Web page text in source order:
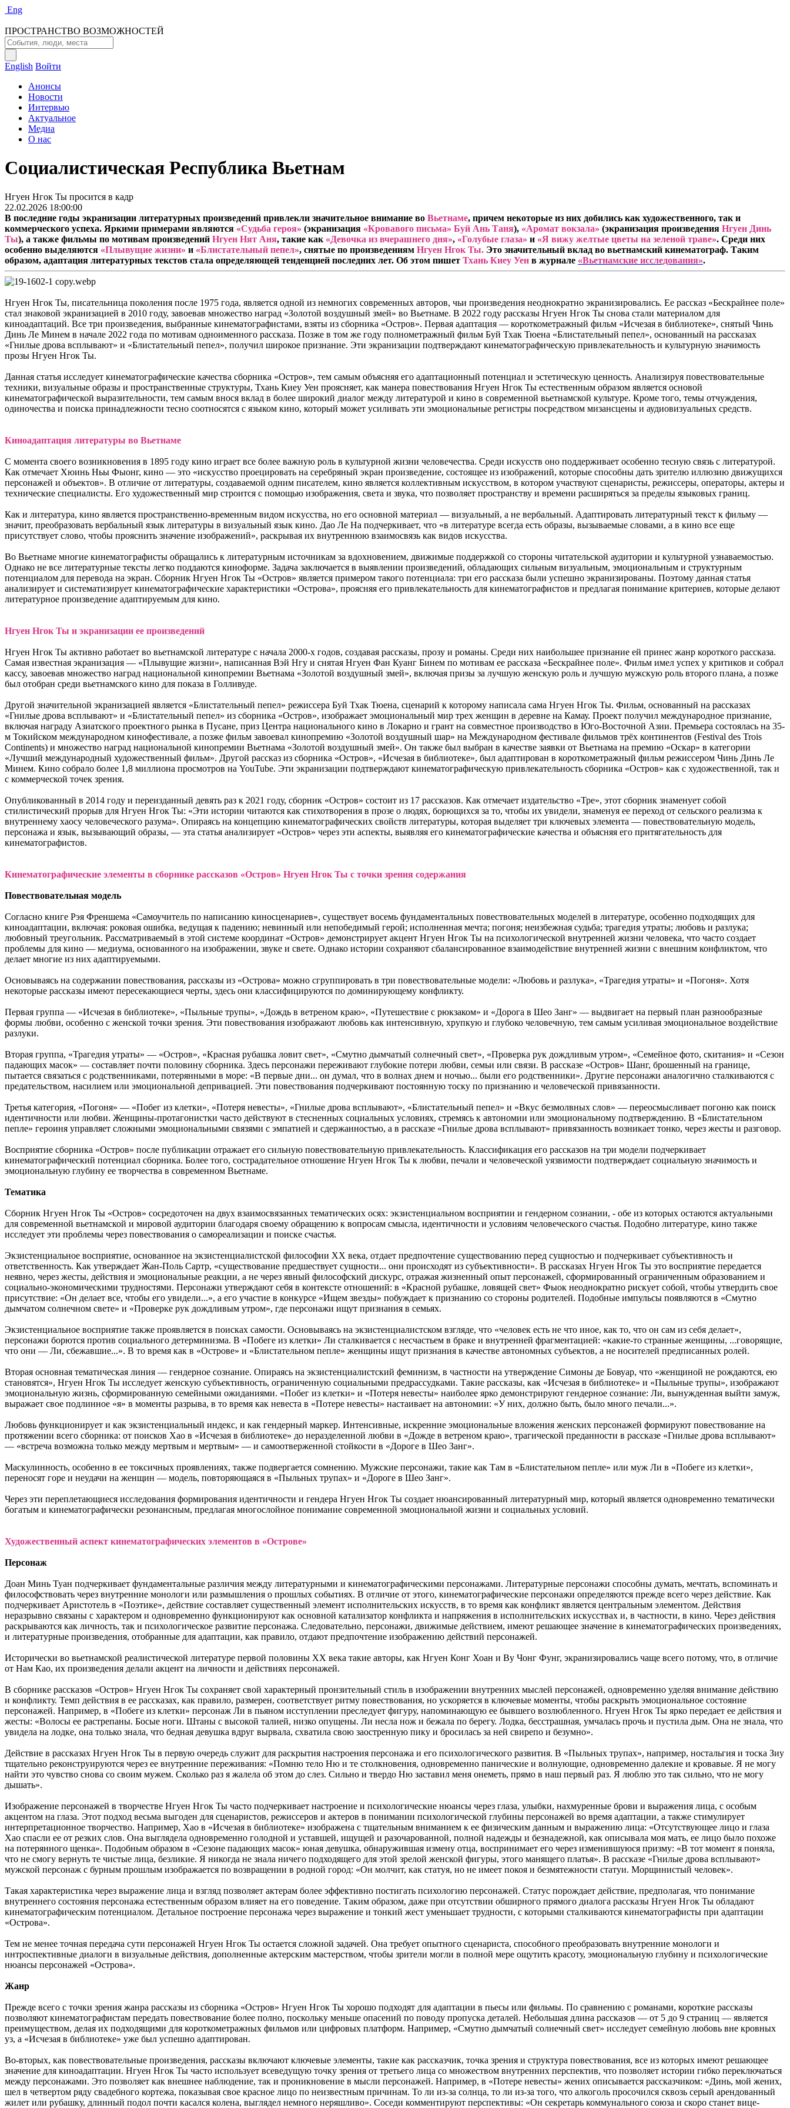
Eng
ПРОСТРАНСТВО ВОЗМОЖНОСТЕЙ
English Войти
Анонсы
Новости
Интервью
Актуальное
Медиа
О нас
Социалистическая Республика Вьетнам
Нгуен Нгок Ты просится в кадр
22.02.2026 18:00:00
В последние годы экранизации литературных произведений привлекли значительное внимание во Вьетнаме, причем некоторые из них добились как художественного, так и
коммерческого успеха. Яркими примерами являются «Судьба героя» (экранизация «Кровавого письма» Буй Ань Таня), «Аромат вокзала» (экранизация произведения Нгуен Динь
Ты), а также фильмы по мотивам произведений Нгуен Нят Аня, такие как «Девочка из вчерашнего дня», «Голубые глаза» и «Я вижу желтые цветы на зеленой траве». Среди них
особенно выделяются «Плывущие жизни» и «Блистательный пепел», снятые по произведениям Нгуен Нгок Ты. Это значительный вклад во вьетнамский кинематограф. Таким
образом, адаптация литературных текстов стала определяющей тенденцией последних лет. Об этом пишет Тхань Киеу Уен в журнале «Вьетнамские исследования».
Нгуен Нгок Ты, писательница поколения после 1975 года, является одной из немногих современных авторов, чьи произведения неоднократно экранизировались. Ее рассказ «Бескрайнее поле»
стал знаковой экранизацией в 2010 году, завоевав множество наград «Золотой воздушный змей» во Вьетнаме. В 2022 году рассказы Нгуен Нгок Ты снова стали материалом для
киноадаптаций. Все три произведения, выбранные кинематографистами, взяты из сборника «Остров». Первая адаптация — короткометражный фильм «Исчезая в библиотеке», снятый Чинь
Динь Ле Минем в начале 2022 года по мотивам одноименного рассказа. Позже в том же году полнометражный фильм Буй Тхак Тюена «Блистательный пепел», основанный на рассказах
«Гнилые дрова всплывают» и «Блистательный пепел», получил широкое признание. Эти экранизации подтверждают кинематографическую привлекательность и культурную значимость
прозы Нгуен Нгок Ты.
Данная статья исследует кинематографические качества сборника «Остров», тем самым объясняя его адаптационный потенциал и эстетическую ценность. Анализируя повествовательные
техники, визуальные образы и пространственные структуры, Тхань Киеу Уен проясняет, как манера повествования Нгуен Нгок Ты естественным образом является основой
кинематографической выразительности, тем самым внося вклад в более широкий диалог между литературой и кино в современной вьетнамской культуре. Кроме того, темы отчуждения,
одиночества и поиска принадлежности тесно соотносятся с языком кино, который может усиливать эти эмоциональные регистры посредством мизансцены и аудиовизуальных средств.
Киноадаптация литературы во Вьетнаме
С момента своего возникновения в 1895 году кино играет все более важную роль в культурной жизни человечества. Среди искусств оно поддерживает особенно тесную связь с литературой.
Как отмечает Хюинь Ньы Фыонг, кино — это «искусство проецировать на серебряный экран произведение, состоящее из изображений, которые способны дать зрителю иллюзию движущихся
персонажей и объектов». В отличие от литературы, создаваемой одним писателем, кино является коллективным искусством, в котором участвуют сценаристы, режиссеры, операторы, актеры и
технические специалисты. Его художественный мир строится с помощью изображения, света и звука, что позволяет пространству и времени расширяться за пределы языковых границ.
Как и литература, кино является пространственно-временным видом искусства, но его основной материал — визуальный, а не вербальный. Адаптировать литературный текст к фильму —
значит, преобразовать вербальный язык литературы в визуальный язык кино. Дао Ле На подчеркивает, что «в литературе всегда есть образы, вызываемые словами, а в кино все еще
присутствует слово, чтобы прояснить значение изображений», раскрывая их внутреннюю взаимосвязь как видов искусства.
Во Вьетнаме многие кинематографисты обращались к литературным источникам за вдохновением, движимые поддержкой со стороны читательской аудитории и культурной узнаваемостью.
Однако не все литературные тексты легко поддаются киноформе. Задача заключается в выявлении произведений, обладающих сильным визуальным, эмоциональным и структурным
потенциалом для перевода на экран. Сборник Нгуен Нгок Ты «Остров» является примером такого потенциала: три его рассказа были успешно экранизированы. Поэтому данная статья
анализирует и систематизирует кинематографические характеристики «Острова», проясняя его привлекательность для кинематографистов и предлагая понимание критериев, которые делают
литературное произведение адаптируемым для кино.
Нгуен Нгок Ты и экранизации ее произведений
Нгуен Нгок Ты активно работает во вьетнамской литературе с начала 2000-х годов, создавая рассказы, прозу и романы. Среди них наибольшее признание ей принес жанр короткого рассказа.
Самая известная экранизация — «Плывущие жизни», написанная Вэй Нгу и снятая Нгуен Фан Куанг Бинем по мотивам ее рассказа «Бескрайнее поле». Фильм имел успех у критиков и собрал
кассу, завоевав множество наград национальной кинопремии Вьетнама «Золотой воздушный змей», включая призы за лучшую женскую роль и лучшую мужскую роль второго плана, а позже
был отобран среди вьетнамского кино для показа в Голливуде.
Другой значительной экранизацией является «Блистательный пепел» режиссера Буй Тхак Тюена, сценарий к которому написала сама Нгуен Нгок Ты. Фильм, основанный на рассказах
«Гнилые дрова всплывают» и «Блистательный пепел» из сборника «Остров», изображает эмоциональный мир трех женщин в деревне на Камау. Проект получил международное признание,
включая награду Азиатского проектного рынка в Пусане, приз Центра национального кино в Локарно и грант на совместное производство в Юго-Восточной Азии. Премьера состоялась на 35-
м Токийском международном кинофестивале, а позже фильм завоевал кинопремию «Золотой воздушный шар» на Международном фестивале фильмов трёх континентов (Festival des Trois
Continents) и множество наград национальной кинопремии Вьетнама «Золотой воздушный змей». Он также был выбран в качестве заявки от Вьетнама на премию «Оскар» в категории
«Лучший международный художественный фильм». Другой рассказ из сборника «Остров», «Исчезая в библиотеке», был адаптирован в короткометражный фильм режиссером Чинь Динь Ле
Минем. Кино собрало более 1,8 миллиона просмотров на YouTube. Эти экранизации подтверждают кинематографическую привлекательность сборника «Остров» как с художественной, так и
с коммерческой точек зрения.
Опубликованный в 2014 году и переизданный девять раз к 2021 году, сборник «Остров» состоит из 17 рассказов. Как отмечает издательство «Тре», этот сборник знаменует собой
стилистический прорыв для Нгуен Нгок Ты: «Эти истории читаются как стихотворения в прозе о людях, борющихся за то, чтобы их увидели, знаменуя ее переход от сельского реализма к
внутреннему хаосу человеческого разума». Опираясь на концепцию кинематографических свойств литературы, которая выделяет три ключевых элемента — повествовательную модель,
персонажа и язык, вызывающий образы, — эта статья анализирует «Остров» через эти аспекты, выявляя его кинематографические качества и объясняя его притягательность для
кинематографистов.
Кинематографические элементы в сборнике рассказов «Остров» Нгуен Нгок Ты с точки зрения содержания
Повествовательная модель
Согласно книге Рэя Френшема «Самоучитель по написанию киносценариев», существует восемь фундаментальных повествовательных моделей в литературе, особенно подходящих для
киноадаптации, включая: роковая ошибка, ведущая к падению; невинный или непобедимый герой; исполненная мечта; погоня; неизбежная судьба; трагедия утраты; любовь и разлука;
любовный треугольник. Рассматриваемый в этой системе координат «Остров» демонстрирует акцент Нгуен Нгок Ты на психологической внутренней жизни человека, что часто создает
проблемы для кино — медиума, основанного на изображении, звуке и свете. Однако истории сохраняют сбалансированное взаимодействие внутренней жизни с внешним конфликтом, что
делает многие из них адаптируемыми.
Основываясь на содержании повествования, рассказы из «Острова» можно сгруппировать в три повествовательные модели: «Любовь и разлука», «Трагедия утраты» и «Погоня». Хотя
некоторые рассказы имеют пересекающиеся черты, здесь они классифицируются по доминирующему конфликту.
Первая группа — «Исчезая в библиотеке», «Пыльные трупы», «Дождь в ветреном краю», «Путешествие с рюкзаком» и «Дорога в Шео Занг» — выдвигает на первый план разнообразные
формы любви, особенно с женской точки зрения. Эти повествования изображают любовь как интенсивную, хрупкую и глубоко человечную, тем самым усиливая эмоциональное воздействие
разлуки.
Вторая группа, «Трагедия утраты» — «Остров», «Красная рубашка ловит свет», «Смутно дымчатый солнечный свет», «Проверка рук дождливым утром», «Семейное фото, скитания» и «Сезон
падающих масок» — составляет почти половину сборника. Здесь персонажи переживают глубокие потери любви, семьи или связи. В рассказе «Остров» Шанг, брошенный на границе,
пытается связаться с родственниками, потерянными в море: «В первые дни... он думал, что в волнах днем и ночью... были его родственники». Другие персонажи аналогично сталкиваются с
предательством, насилием или эмоциональной депривацией. Эти повествования подчеркивают постоянную тоску по признанию и человеческой привязанности.
Третья категория, «Погоня» — «Побег из клетки», «Потеря невесты», «Гнилые дрова всплывают», «Блистательный пепел» и «Вкус безмолвных слов» — переосмысливает погоню как поиск
идентичности или любви. Женщины-протагонистки часто действуют в стесненных социальных условиях, стремясь к автономии или эмоциональному подтверждению. В «Блистательном
пепле» героиня управляет сложными эмоциональными связями с эмпатией и сдержанностью, а в рассказе «Гнилые дрова всплывают» привязанность возникает тонко, через жесты и разговор.
Восприятие сборника «Остров» после публикации отражает его сильную повествовательную привлекательность. Классификация его рассказов на три модели подчеркивает
кинематографический потенциал сборника. Более того, сострадательное отношение Нгуен Нгок Ты к любви, печали и человеческой уязвимости подтверждает социальную значимость и
эмоциональную глубину ее творчества в современном Вьетнаме.
Тематика
Сборник Нгуен Нгок Ты «Остров» сосредоточен на двух взаимосвязанных тематических осях: экзистенциальном восприятии и гендерном сознании, - обе из которых остаются актуальными
для современной вьетнамской и мировой аудитории благодаря своему обращению к вопросам смысла, идентичности и условиям человеческого счастья. Подобно литературе, кино также
исследует эти проблемы через повествования о самореализации и поиске счастья.
Экзистенциальное восприятие, основанное на экзистенциалистской философии XX века, отдает предпочтение существованию перед сущностью и подчеркивает субъективность и
ответственность. Как утверждает Жан-Поль Сартр, «существование предшествует сущности... они происходят из субъективности». В рассказах Нгуен Нгок Ты это восприятие передается
неявно, через жесты, действия и эмоциональные реакции, а не через явный философский дискурс, отражая жизненный опыт персонажей, сформированный ограниченным образованием и
социально-экономическими трудностями. Персонажи утверждают себя в контексте отношений: в «Красной рубашке, ловящей свет» Фыок неоднократно рискует собой, чтобы утвердить свое
присутствие: «Он делает все, чтобы его увидели...», а его участие в конкурсе «Ищем звезды» побуждает к признанию со стороны родителей. Подобные импульсы появляются в «Смутно
дымчатом солнечном свете» и «Проверке рук дождливым утром», где персонажи ищут признания в семьях.
Экзистенциальное восприятие также проявляется в поисках самости. Основываясь на экзистенциалистском взгляде, что «человек есть не что иное, как то, что он сам из себя делает»,
персонажи борются против социального детерминизма. В «Побеге из клетки» Ли сталкивается с несчастьем в браке и внутренней фрагментацией: «какие-то странные женщины, ...говорящие,
что они — Ли, сбежавшие...». В то время как в «Острове» и «Блистательном пепле» женщины ищут признания в качестве автономных субъектов, а не носителей предписанных ролей.
Вторая основная тематическая линия — гендерное сознание. Опираясь на экзистенциалистский феминизм, в частности на утверждение Симоны де Бовуар, что «женщиной не рождаются, ею
становятся», Нгуен Нгок Ты исследует женскую субъективность, ограниченную социальными предрассудками. Такие рассказы, как «Исчезая в библиотеке» и «Пыльные трупы», изображают
эмоциональную жизнь, сформированную семейными ожиданиями. «Побег из клетки» и «Потеря невесты» наиболее ярко демонстрируют гендерное сознание: Ли, вынужденная выйти замуж,
выражает свое подлинное «я» в моменты разрыва, в то время как невеста в «Потере невесты» настаивает на автономии: «У них, должно быть, было много печали...».
Любовь функционирует и как экзистенциальный индекс, и как гендерный маркер. Интенсивные, искренние эмоциональные вложения женских персонажей формируют повествование на
протяжении всего сборника: от поисков Хао в «Исчезая в библиотеке» до неразделенной любви в «Дожде в ветреном краю», трагической преданности в рассказе «Гнилые дрова всплывают»
— «встреча возможна только между мертвым и мертвым» — и самоотверженной стойкости в «Дороге в Шео Занг».
Маскулинность, особенно в ее токсичных проявлениях, также подвергается сомнению. Мужские персонажи, такие как Там в «Блистательном пепле» или муж Ли в «Побеге из клетки»,
переносят горе и неудачи на женщин — модель, повторяющаяся в «Пыльных трупах» и «Дороге в Шео Занг».
Через эти переплетающиеся исследования формирования идентичности и гендера Нгуен Нгок Ты создает нюансированный литературный мир, который является одновременно тематически
богатым и кинематографически резонансным, предлагая многослойное понимание современной эмоциональной жизни и социальных условий.
Художественный аспект кинематографических элементов в «Острове»
Персонаж
Доан Минь Туан подчеркивает фундаментальные различия между литературными и кинематографическими персонажами. Литературные персонажи способны думать, мечтать, вспоминать и
философствовать через внутренние монологи или размышления о прошлых событиях. В отличие от этого, кинематографические персонажи определяются прежде всего через действие. Как
подчеркивает Аристотель в «Поэтике», действие составляет существенный элемент исполнительских искусств, в то время как конфликт является центральным элементом. Действия
неразрывно связаны с характером и одновременно функционируют как основной катализатор конфликта и напряжения в исполнительских искусствах и, в частности, в кино. Через действия
раскрываются как личность, так и психологическое развитие персонажа. Следовательно, персонажи, движимые действием, имеют решающее значение в кинематографических произведениях,
и литературные произведения, отобранные для адаптации, как правило, отдают предпочтение изображению действий персонажей.
Исторически во вьетнамской реалистической литературе первой половины XX века такие авторы, как Нгуен Конг Хоан и Ву Чонг Фунг, экранизировались чаще всего потому, что, в отличие
от Нам Као, их произведения делали акцент на личности и действиях персонажей.
В сборнике рассказов «Остров» Нгуен Нгок Ты сохраняет свой характерный пронзительный стиль в изображении внутренних мыслей персонажей, одновременно уделяя внимание действию
и конфликту. Темп действия в ее рассказах, как правило, размерен, соответствует ритму повествования, но ускоряется в ключевые моменты, чтобы раскрыть эмоциональное состояние
персонажей. Например, в «Побеге из клетки» персонаж Ли в пьяном исступлении преследует фигуру, напоминающую ее бывшего возлюбленного. Нгуен Нгок Ты ярко передает ее действия и
жесты: «Волосы ее растрепаны. Босые ноги. Штаны с высокой талией, низко опущены. Ли несла нож и бежала по берегу. Лодка, бесстрашная, умчалась прочь и пустила дым. Она не знала, что
увидела на лодке, она только знала, что бедная девушка вдруг вырвала, схватила свою заостренную пику и бросилась за ней свирепо и безумно».
Действие в рассказах Нгуен Нгок Ты в первую очередь служит для раскрытия настроения персонажа и его психологического развития. В «Пыльных трупах», например, ностальгия и тоска Зиу
тщательно реконструируются через ее внутренние переживания: «Помню тело Ню и те столкновения, одновременно панические и волнующие, одновременно далекие и кровавые. Я не могу
найти это чувство снова со своим мужем. Сколько раз я жалела об этом до слез. Сильно и твердо Ню заставил меня онеметь, прямо в наш первый раз. Я люблю это так сильно, что не могу
дышать».
Изображение персонажей в творчестве Нгуен Нгок Ты часто подчеркивает настроение и психологические нюансы через глаза, улыбки, нахмуренные брови и выражения лица, с особым
акцентом на глаза. Этот подход весьма выгоден для сценаристов, режиссеров и актеров в понимании психологической глубины персонажей во время адаптации, а также стимулирует
интерпретационное творчество. Например, Хао в «Исчезая в библиотеке» изображена с тщательным вниманием к ее физическим данным и выражению лица: «Отсутствующее лицо и глаза
Хао спасли ее от резких слов. Она выглядела одновременно голодной и уставшей, ищущей и разочарованной, полной надежды и безнадежной, как описывала моя мать, ее лицо было похоже
на потерянного щенка». Подобным образом в «Сезоне падающих масок» юная девушка, обнаружившая измену отца, воспринимает его через изменившуюся призму: «В тот момент я поняла,
что не смогу вернуть те чистые лица, безликие. Я никогда не знала ничего подходящего для этой зрелой женской фигуры, этого манящего платья». В рассказе «Гнилые дрова всплывают»
мужской персонаж с бурным прошлым изображается по возвращении в родной город: «Он молчит, как статуя, но не имеет покоя и безмятежности статуи. Морщинистый человек».
Такая характеристика через выражение лица и взгляд позволяет актерам более эффективно постигать психологию персонажей. Статус порождает действие, предполагая, что понимание
внутреннего состояния персонажа естественным образом влияет на его поведение. Таким образом, даже при отсутствии обширного прямого диалога рассказы Нгуен Нгок Ты обладают
кинематографическим потенциалом. Детальное построение персонажа через выражение и тонкий жест уменьшает трудности, с которыми сталкиваются кинематографисты при адаптации
«Острова».
Тем не менее точная передача сути персонажей Нгуен Нгок Ты остается сложной задачей. Она требует опытного сценариста, способного преобразовать внутренние монологи и
интроспективные диалоги в визуальные действия, дополненные актерским мастерством, чтобы зрители могли в полной мере ощутить красоту, эмоциональную глубину и психологические
нюансы персонажей «Острова».
Жанр
Прежде всего с точки зрения жанра рассказы из сборника «Остров» Нгуен Нгок Ты хорошо подходят для адаптации в пьесы или фильмы. По сравнению с романами, короткие рассказы
позволяют кинематографистам передать повествование более полно, поскольку меньше опасений по поводу пропуска деталей. Небольшая длина рассказов — от 5 до 9 страниц — является
преимуществом, делая их подходящими для короткометражных фильмов или цифровых платформ. Например, «Смутно дымчатый солнечный свет» исследует семейную любовь вне кровных
уз, а «Исчезая в библиотеке» уже был успешно адаптирован.
Во-вторых, как повествовательные произведения, рассказы включают ключевые элементы, такие как рассказчик, точка зрения и структура повествования, все из которых имеют решающее
значение для киноадаптации. Нгуен Нгок Ты часто использует всеведущую точку зрения от третьего лица со множеством внутренних перспектив, что позволяет истории гибко переключаться
между персонажами. Это позволяет как внешнее наблюдение, так и проникновение в мысли персонажей. Например, в «Потере невесты» жених описывается рассказчиком: «Динь, мой жених,
шел в четвертом ряду свадебного кортежа, показывая свое красное лицо по неизвестным причинам. То ли из-за солнца, то ли из-за того, что алкоголь просочился сквозь серый арендованный
жилет или рубашку, длинный подол почти касался колена, выглядел немного неряшливо». Соседи комментируют перспективы: «Он секретарь коммунального союза и скоро станет вице-